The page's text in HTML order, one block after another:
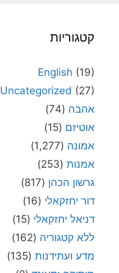
קטגוריות
English (19)
Uncategorized (27)
אהבה (74)
אוטיזם (15)
אמונה (1,277)
אמנות (253)
גרשון הכהן (817)
דור יחזקאלי (16)
דניאל יחזקאלי (15)
ללא קטגוריה (162)
מדע ועתידנות (135)